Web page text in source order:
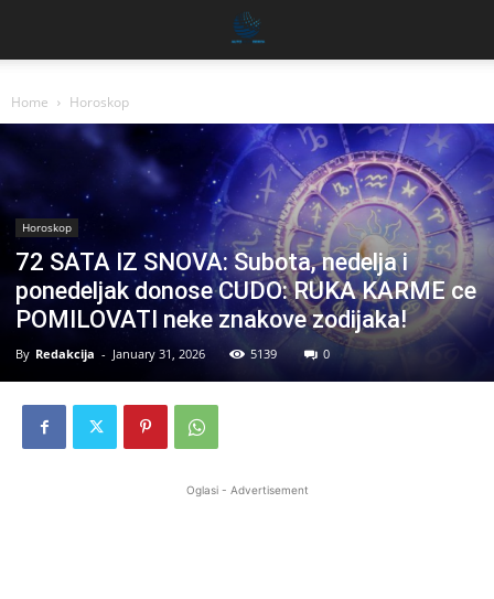
Home Horoskop
Horoskop
72 SATA IZ SNOVA: Subota, nedelja i
ponedeljak donose CUDO: RUKA KARME ce
POMILOVATI neke znakove zodijaka!
By Redakcija - January 31, 2026 5139 0
Oglasi - Advertisement